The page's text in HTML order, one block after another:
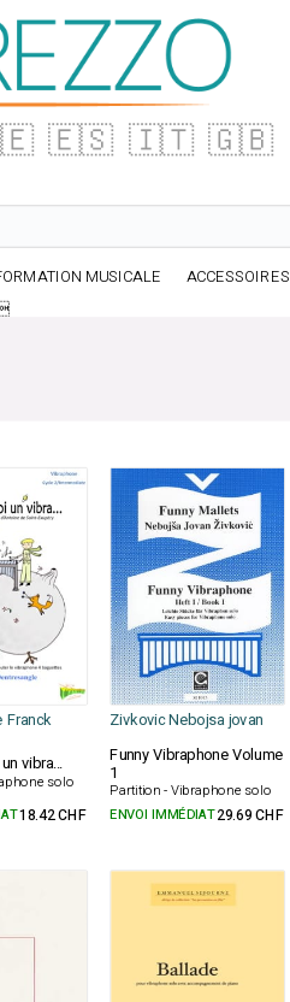
🇪🇸 🇮🇹 🇬🇧
MUSICALE ACCESSOIRES
Franck Zivkovic Nebojsa jovan
vibra...
solo
Funny Vibraphone Volume
1
Partition - Vibraphone solo
18.42 CHF ENVOI IMMÉDIAT29.69 CHF